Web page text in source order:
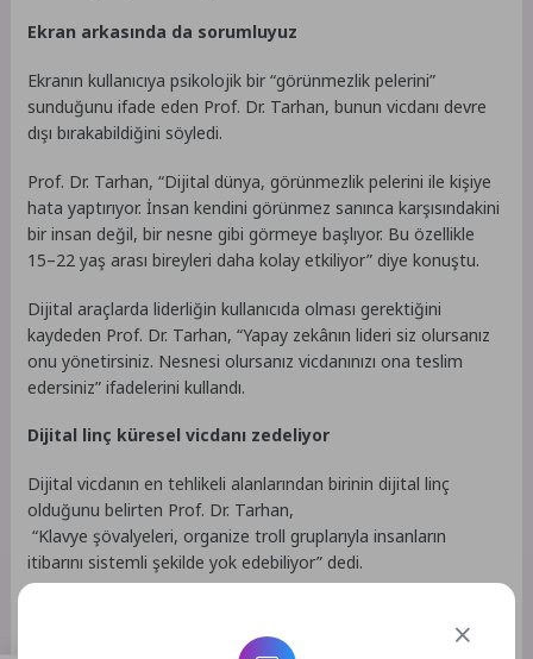
Ekran arkasında da sorumluyuz
Ekranın kullanıcıya psikolojik bir “görünmezlik pelerini”
sunduğunu ifade eden Prof. Dr. Tarhan, bunun vicdanı devre
dışı bırakabildiğini söyledi.
Prof. Dr. Tarhan, “Dijital dünya, görünmezlik pelerini ile kişiye
hata yaptırıyor. İnsan kendini görünmez sanınca karşısındakini
bir insan değil, bir nesne gibi görmeye başlıyor. Bu özellikle
15–22 yaş arası bireyleri daha kolay etkiliyor” diye konuştu.
Dijital araçlarda liderliğin kullanıcıda olması gerektiğini
kaydeden Prof. Dr. Tarhan, “Yapay zekânın lideri siz olursanız
onu yönetirsiniz. Nesnesi olursanız vicdanınızı ona teslim
edersiniz” ifadelerini kullandı.
Dijital linç küresel vicdanı zedeliyor
Dijital vicdanın en tehlikeli alanlarından birinin dijital linç
olduğunu belirten Prof. Dr. Tarhan,
“Klavye şövalyeleri, organize troll gruplarıyla insanların
itibarını sistemli şekilde yok edebiliyor” dedi.
Tarhan, “Yaptığınız bir paylaşım 5–10 yıl sonra karşınıza